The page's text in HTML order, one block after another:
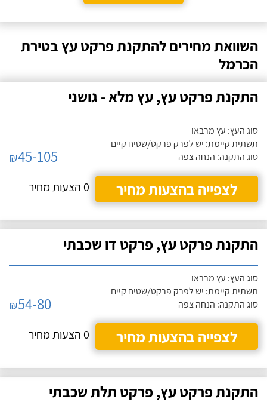
השוואת מחירים להתקנת פרקט עץ בטירת
הכרמל
התקנת פרקט עץ, עץ מלא - גושני
סוג העץ: עץ מרבאו
תשתית קיימת: יש לפרק פרקט/שטיח קיים
סוג התקנה: הנחה צפה
₪45-105
לצפייה בהצעות מחיר
0 הצעות מחיר
התקנת פרקט עץ, פרקט דו שכבתי
סוג העץ: עץ מרבאו
תשתית קיימת: יש לפרק פרקט/שטיח קיים
סוג התקנה: הנחה צפה
₪54-80
לצפייה בהצעות מחיר
0 הצעות מחיר
התקנת פרקט עץ, פרקט תלת שכבתי